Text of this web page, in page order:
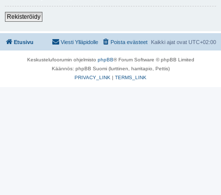
Rekisteröidy
Etusivu Kaikki ajat ovat UTC+02:00
Poista evästeet
Viesti Ylläpidolle
Keskustelufoorumin ohjelmisto phpBB® Forum Software © phpBB Limited
Käännös: phpBB Suomi (lurttinen, harritapio, Pettis)
PRIVACY_LINK | TERMS_LINK